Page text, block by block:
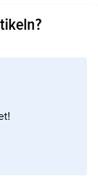
blev
han